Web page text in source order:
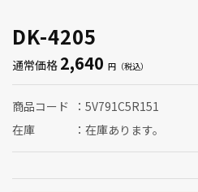
DK-4205
通常価格 2,640
商品コード
5V791C5R151
在庫
在庫あります。